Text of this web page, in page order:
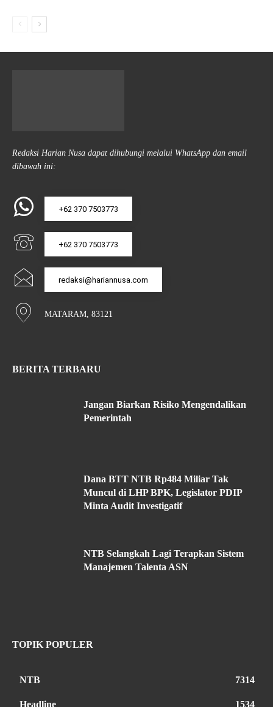
Redaksi Harian Nusa dapat dihubungi melalui WhatsApp dan email
dibawah ini:
+62 370 7503773
+62 370 7503773
redaksi@hariannusa.com
MATARAM, 83121
BERITA TERBARU
Jangan Biarkan Risiko Mengendalikan
Pemerintah
Dana BTT NTB Rp484 Miliar Tak
Muncul di LHP BPK, Legislator PDIP
Minta Audit Investigatif
NTB Selangkah Lagi Terapkan Sistem
Manajemen Talenta ASN
TOPIK POPULER
NTB 7314
Headline 1534